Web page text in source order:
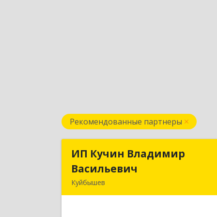
Рекомендованные партнеры
ИП Кучин Владимир
Васильевич
Куйбышев
ИП Кучин Владимир